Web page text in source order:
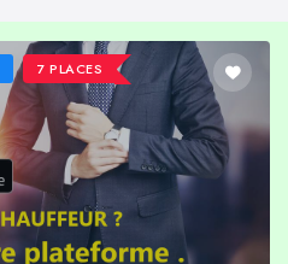
7 PLACES